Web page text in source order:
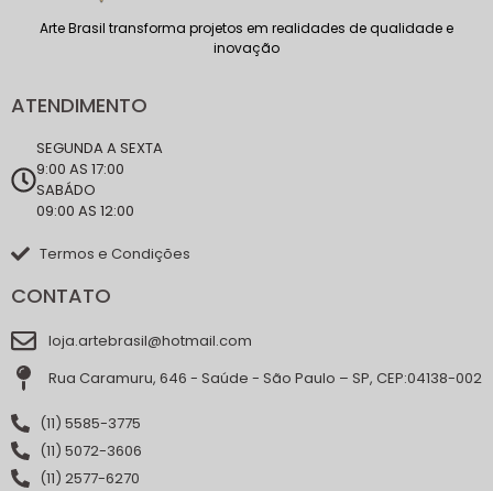
Arte Brasil transforma projetos em realidades de qualidade e
inovação
ATENDIMENTO
SEGUNDA A SEXTA
9:00 AS 17:00
SABÁDO
09:00 AS 12:00
Termos e Condições
CONTATO
loja.artebrasil@hotmail.com
Rua Caramuru, 646 - Saúde - São Paulo – SP, CEP:04138-002
(11) 5585-3775
(11) 5072-3606
(11) 2577-6270